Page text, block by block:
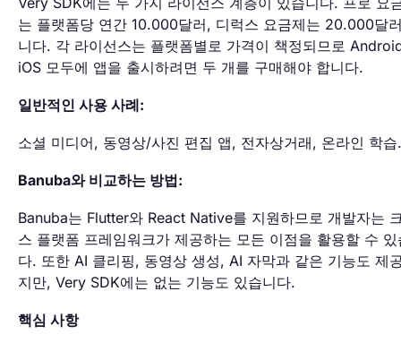
는 플랫폼당 연간 10.000달러, 디럭스 요금제는 20.000달
니다. 각 라이선스는 플랫폼별로 가격이 책정되므로
iOS 모두에 앱을 출시하려면 두 개를 구매해야 합니다.
일반적인 사용 사례:
소셜 미디어, 동영상/사진 편집 앱, 전자상거래, 온라인 학습.
Banuba와 비교하는 방법:
Banuba는 Flutter와 React Native를 지원하므로 개발자는
스 플랫폼 프레임워크가 제공하는 모든 이점을 활용할 수 있
다. 또한 AI 클리핑, 동영상 생성, AI 자막과 같은 기능도 제
지만, Very SDK에는 없는 기능도 있습니다.
핵심 사항